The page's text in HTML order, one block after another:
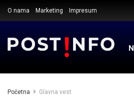
O nama Marketing Impresum
Početna Glavna vest